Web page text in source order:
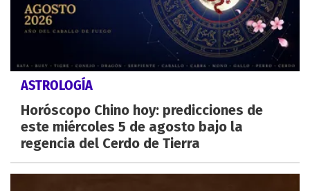
ASTROLOGÍA
Horóscopo Chino hoy: predicciones de
este miércoles 5 de agosto bajo la
regencia del Cerdo de Tierra